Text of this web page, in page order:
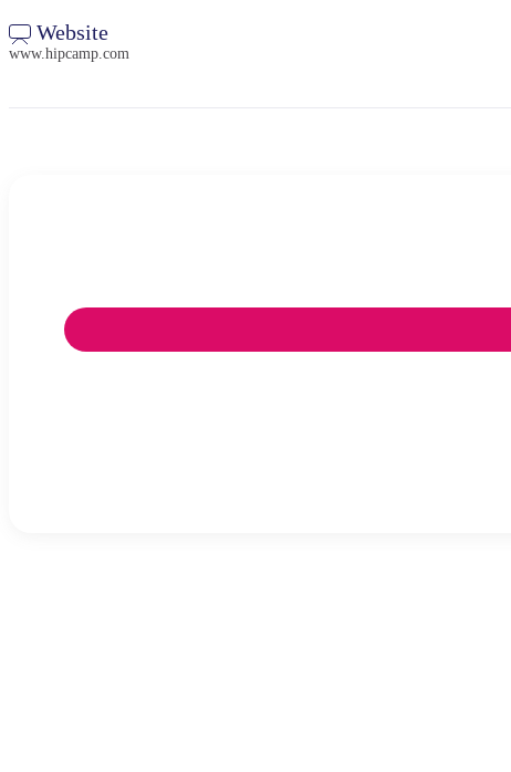
Website
www.hipcamp.com